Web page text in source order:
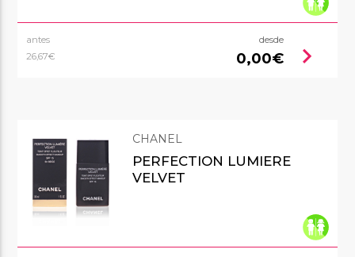
antes
26,67€
desde
0,00€ chevron_right
CHANEL
PERFECTION LUMIERE
VELVET